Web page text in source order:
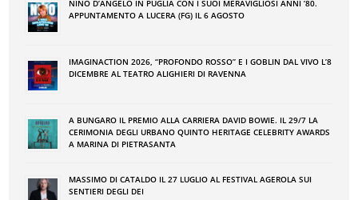
NINO DʼANGELO IN PUGLIA CON I SUOI MERAVIGLIOSI ANNI ʼ80.
APPUNTAMENTO A LUCERA (FG) IL 6 AGOSTO
IMAGINACTION 2026, “PROFONDO ROSSO” E I GOBLIN DAL VIVO L’8
DICEMBRE AL TEATRO ALIGHIERI DI RAVENNA
A BUNGARO IL PREMIO ALLA CARRIERA DAVID BOWIE. IL 29/7 LA
CERIMONIA DEGLI URBANO QUINTO HERITAGE CELEBRITY AWARDS
A MARINA DI PIETRASANTA
MASSIMO DI CATALDO IL 27 LUGLIO AL FESTIVAL AGEROLA SUI
SENTIERI DEGLI DEI